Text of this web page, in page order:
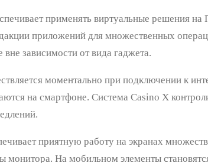
применять виртуальные решения
приложений для множественных
зависимости от вида гаджета.
моментально при подключении к
на смартфоне. Система Casino X
приятную работу на экранах
монитора. На мобильном элементы